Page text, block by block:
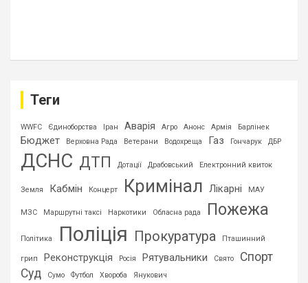
Теги
WWFC Єдиноборства Іран Аварія Агро Анонс Армія Барлінек
Бюджет Верховна Рада Ветерани Водохреща Газ Гончарук ДБР
ДСНС ДТП Дотації Драбовський Електронний квиток
Земля Кабмін Концерт Кримінал Лікарні МАУ
МЗС Маршрутні таксі Наркотики Обласна рада Пожежа
Політика Поліція Прокуратура Пташинний
грип Реконструкція Росія Рятувальники Свято
Спорт
Суд
Сумо Футбол Хвороба Янукович